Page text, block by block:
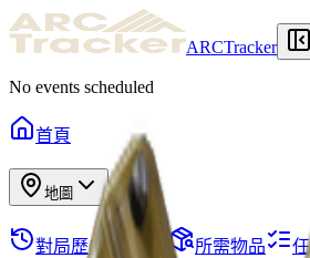
ARCTracker
No events scheduled
首頁
地圖
對局歷史 倉庫 所需物品